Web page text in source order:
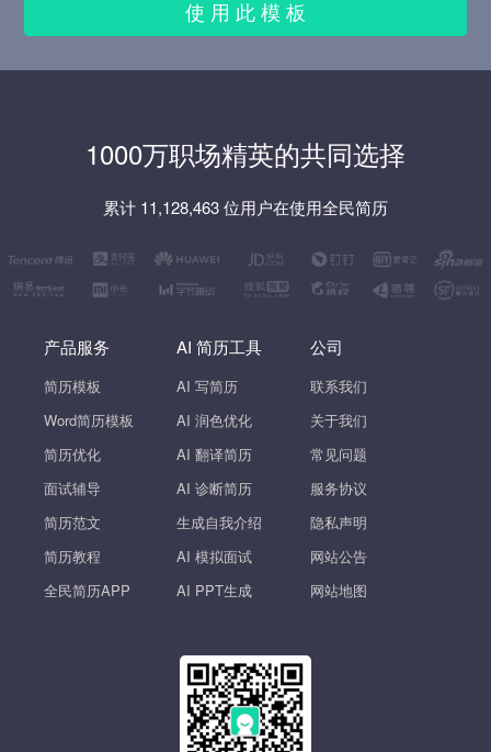
使 用 此 模 板
1000万职场精英的共同选择
累计 11,128,463 位用户在使用全民简历
产品服务
简历模板
Word简历模板
简历优化
面试辅导
简历范文
简历教程
全民简历APP
AI 简历工具
AI 写简历
AI 润色优化
AI 翻译简历
AI 诊断简历
生成自我介绍
AI 模拟面试
AI PPT生成
公司
联系我们
关于我们
常见问题
服务协议
隐私声明
网站公告
网站地图